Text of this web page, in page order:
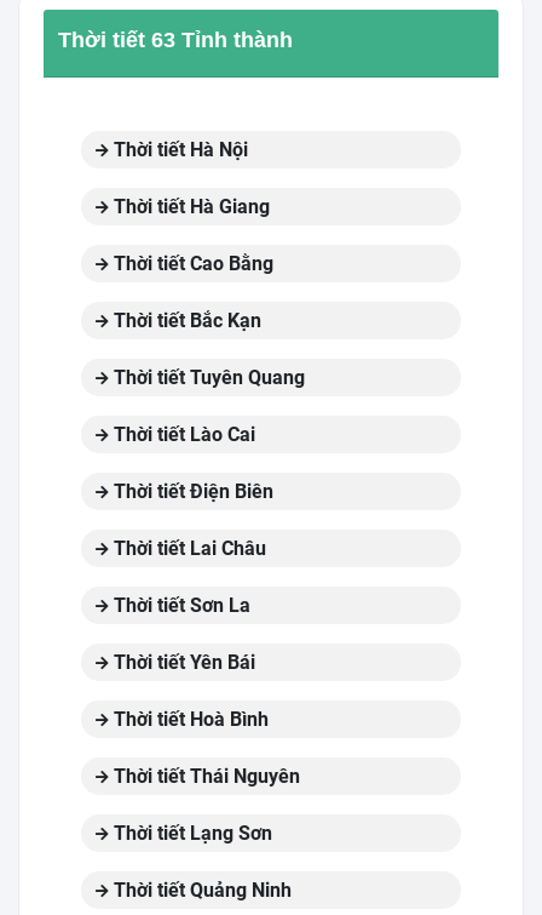
Thời tiết 63 Tỉnh thành
Thời tiết Hà Nội
Thời tiết Hà Giang
Thời tiết Cao Bằng
Thời tiết Bắc Kạn
Thời tiết Tuyên Quang
Thời tiết Lào Cai
Thời tiết Điện Biên
Thời tiết Lai Châu
Thời tiết Sơn La
Thời tiết Yên Bái
Thời tiết Hoà Bình
Thời tiết Thái Nguyên
Thời tiết Lạng Sơn
Thời tiết Quảng Ninh